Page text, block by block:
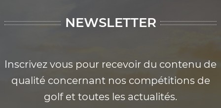
NEWSLETTER
Inscrivez vous pour recevoir du contenu de
qualité concernant nos compétitions de
golf et toutes les actualités.